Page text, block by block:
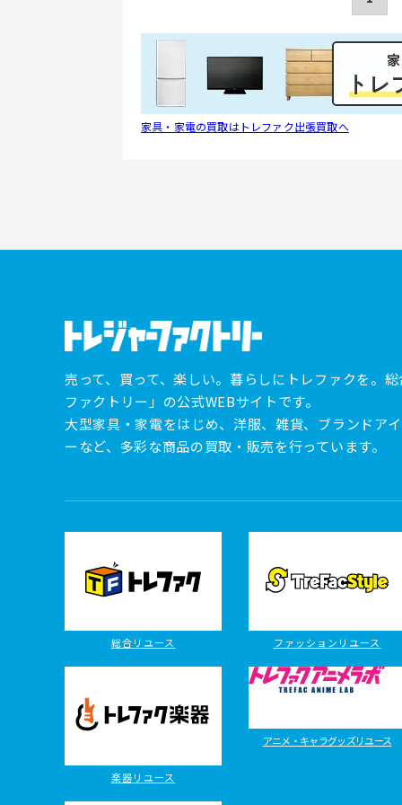
家具・家電の買取はトレファク出張買取へ
売って、買って、楽しい。暮らしにトレファクを。
ファクトリー」の公式WEBサイトです。
大型家具・家電をはじめ、洋服、雑貨、ブランドア
ーなど、多彩な商品の買取・販売を行っています。
総合リユース ファッションリユース
楽器リユース
アニメ・キャラグッズリユース